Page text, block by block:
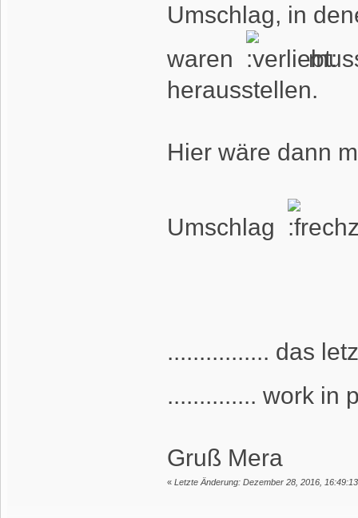
Umschlag, in
waren
herausstellen.
Hier wäre dann
Umschlag
................ das
.............. work in
Gruß Mera
« Letzte Änderung: Dezember 28, 2016,